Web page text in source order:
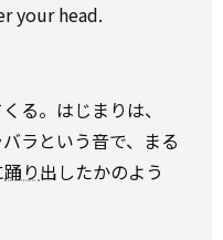
your head.
る。はじまりは、
ラという音で、まる
踊り出したかのよう